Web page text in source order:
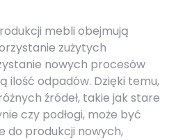
mebli obejmują
zużytych
nowych procesów
ilość odpadów. Dzięki temu,
źródeł, takie jak stare
czy podłogi, może być
do produkcji nowych,